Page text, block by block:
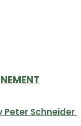
Peter Schneider